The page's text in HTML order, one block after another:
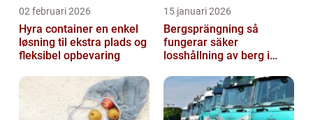
02 februari 2026
Hyra container en enkel
løsning til ekstra plads og
fleksibel opbevaring
15 januari 2026
Bergsprängning så
fungerar säker
losshållning av berg i